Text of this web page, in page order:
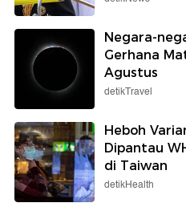
Negara-
Gerhana
Agustus
detikTravel
Heboh
Dipantau
di Taiwan
detikHealth